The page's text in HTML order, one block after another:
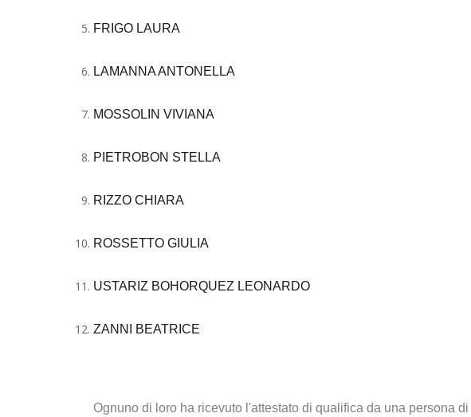
FRIGO LAURA
LAMANNA ANTONELLA
MOSSOLIN VIVIANA
PIETROBON STELLA
RIZZO CHIARA
ROSSETTO GIULIA
USTARIZ BOHORQUEZ LEONARDO
ZANNI BEATRICE
Ognuno di loro ha ricevuto l'attestato di qualifica da una persona